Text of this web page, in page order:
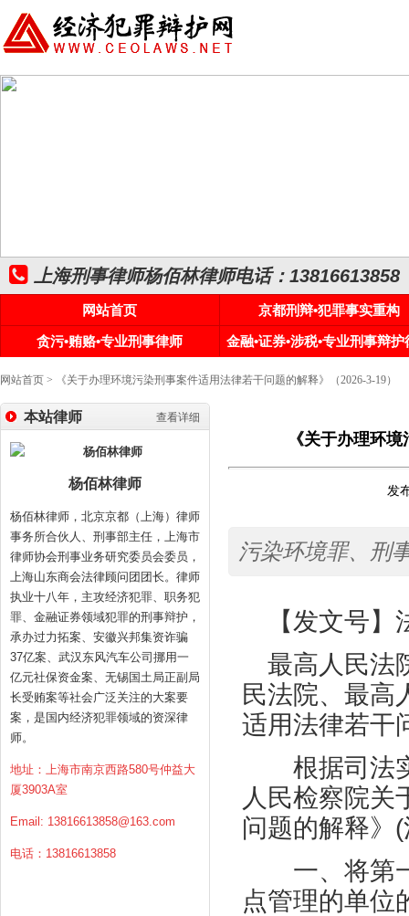
上海刑事律师杨佰林律师电话：13816613858
网站首页
京都刑辩•犯罪事实重构
贪污•贿赂•专业刑事律师
金融•证券•涉税•专业刑事辩护
网站首页 > 《关于办理环境污染刑事案件适用法律若干问题的解释》（2026-3-19）
查看详细
本站律师
杨佰林律师
杨佰林律师，北京京都（上海）律师
事务所合伙人、刑事部主任，上海市
律师协会刑事业务研究委员会委员，
上海山东商会法律顾问团团长。律师
执业十八年，主攻经济犯罪、职务犯
罪、金融证券领域犯罪的刑事辩护，
承办过力拓案、安徽兴邦集资诈骗
37亿案、武汉东风汽车公司挪用一
亿元社保资金案、无锡国土局正副局
长受贿案等社会广泛关注的大案要
案，是国内经济犯罪领域的资深律
师。
地址：上海市南京西路580号仲益大
厦3903A室
Email: 13816613858@163.com
电话：13816613858
《关于办理环
发
污染环境罪、刑
【发文号】
最高人民法
民法院、最高
适用法律若干
根据司法实
人民检察院关
问题的解释》 (
一、将第一
点管理的单位